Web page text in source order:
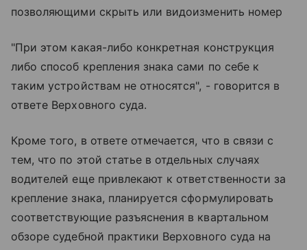
позволяющими скрыть или видоизменить номер
"При этом какая-либо конкретная конструкция
либо способ крепления знака сами по себе к
таким устройствам не относятся", - говорится в
ответе Верховного суда.
Кроме того, в ответе отмечается, что в связи с
тем, что по этой статье в отдельных случаях
водителей еще привлекают к ответственности за
крепление знака, планируется сформулировать
соответствующие разъяснения в квартальном
обзоре судебной практики Верховного суда на